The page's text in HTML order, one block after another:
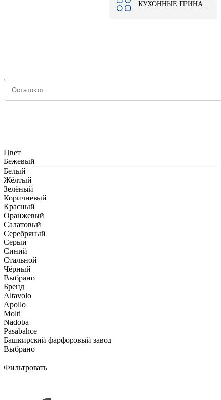
Цвет
Бежевый
Белый
Жёлтый
Зелёный
Коричневый
Красный
Оранжевый
Салатовый
Серебряный
Серый
Синий
Стальной
Чёрный
Выбрано
Бренд
Altavolo
Apollo
Molti
Nadoba
Pasabahce
Башкирский фарфоровый завод
Выбрано
Фильтровать